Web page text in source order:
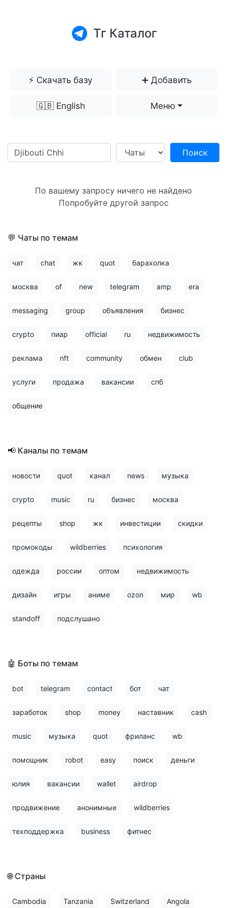
Тг Каталог
⚡️ Скачать базу ➕ Добавить
🇬🇧 English Меню
Поиск
По вашему запросу ничего не найдено
Попробуйте другой запрос
💬 Чаты по темам
чат chat жк quot барахолка
москва of new telegram amp era
messaging group объявления бизнес
crypto пиар official ru недвижимость
реклама nft community обмен club
услуги продажа вакансии спб
общение
📢 Каналы по темам
новости quot канал news музыка
crypto music ru бизнес москва
рецепты shop жк инвестиции скидки
промокоды wildberries психология
одежда россии оптом недвижимость
дизайн игры аниме ozon мир wb
standoff подслушано
🤖 Боты по темам
bot telegram contact бот чат
заработок shop money наставник cash
music музыка quot фриланс wb
помощник robot easy поиск деньги
юлия вакансии wallet airdrop
продвижение анонимные wildberries
техподдержка business фитнес
🌐 Страны
Cambodia Tanzania Switzerland Angola